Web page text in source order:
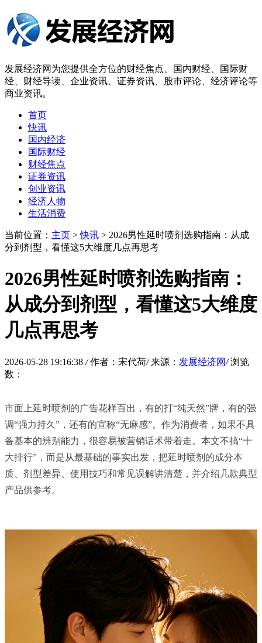
发展经济网为您提供全方位的财经焦点、国内财经、国际财
经、财经导读、企业资讯、证券资讯、股市评论、经济评论等
商业资讯。
首页
快讯
国内经济
国际财经
财经焦点
证券资讯
创业资讯
经济人物
生活消费
当前位置： 主页 >快讯 > 2026男性延时喷剂选购指南：从成
分到剂型，看懂这5大维度几点再思考
2026男性延时喷剂选购指南：
从成分到剂型，看懂这5大维度
几点再思考
2026-05-28 19:16:38 / 作者：宋代荷/ 来源： 发展经济网/ 浏览
数：
市面上延时喷剂的广告花样百出，有的打“纯天然”牌，有的强
调“强力持久”，还有的宣称“无麻感”。作为消费者，如果不具
备基本的辨别能力，很容易被营销话术带着走。本文不搞“十
大排行”，而是从最基础的事实出发，把延时喷剂的成分本
质、剂型差异、使用技巧和常见误解讲清楚，并介绍几款典型
产品供参考。